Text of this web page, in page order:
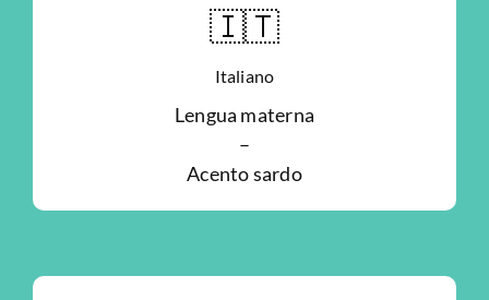
🇮🇹
Italiano
Lengua materna
–
Acento sardo